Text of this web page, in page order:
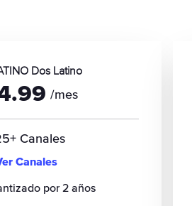
Dos Latino
/mes
Canales
Canales
por 2 años